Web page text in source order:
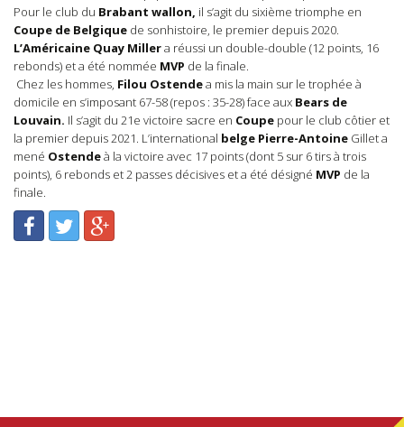
Pour le club du Brabant wallon, il s’agit du sixième triomphe en
Coupe de Belgique de sonhistoire, le premier depuis 2020.
L’Américaine Quay Millera réussi un double-double (12 points, 16
rebonds) et a été nommée MVP de la finale.
Chez les hommes, Filou Ostendea mis la main sur le trophée à
domicile en s’imposant 67-58 (repos : 35-28) face aux Bears de
Louvain. Il s’agit du 21e victoire sacre en Coupe pour le club côtier et
la premier depuis 2021. L’international belge Pierre-Antoine Gillet a
mené Ostendeà la victoire avec 17 points (dont 5 sur 6 tirs à trois
points), 6 rebonds et 2 passes décisives et a été désigné MVP de la
finale.